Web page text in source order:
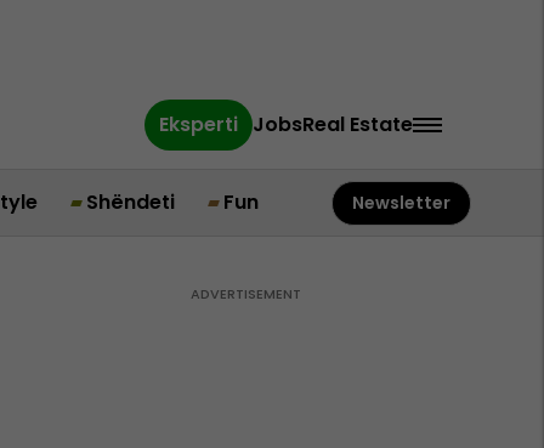
Eksperti JobsReal Estate
Shëndeti Fun Newsletter